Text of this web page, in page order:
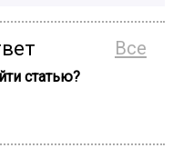
Все
статью?